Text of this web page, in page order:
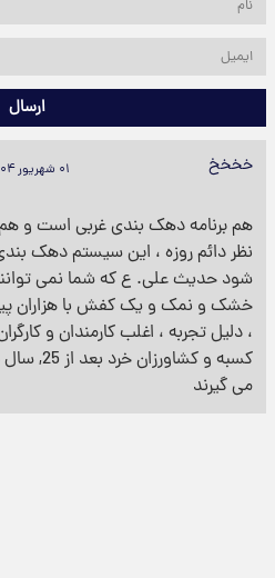
ارسال
خخخخ ۰۱ شهریور ۱۴۰۴ - ۲۰:۱۷
هم برنامه دهک بندی غربی است و هم
نظر دائم روزه ، این سیستم دهک
شود حدیث علی. ع که شما نمی
خشک و نمک و یک کفش با هزاران
، دلیل تجربه ، اغلب کارمندان و
می گیرند